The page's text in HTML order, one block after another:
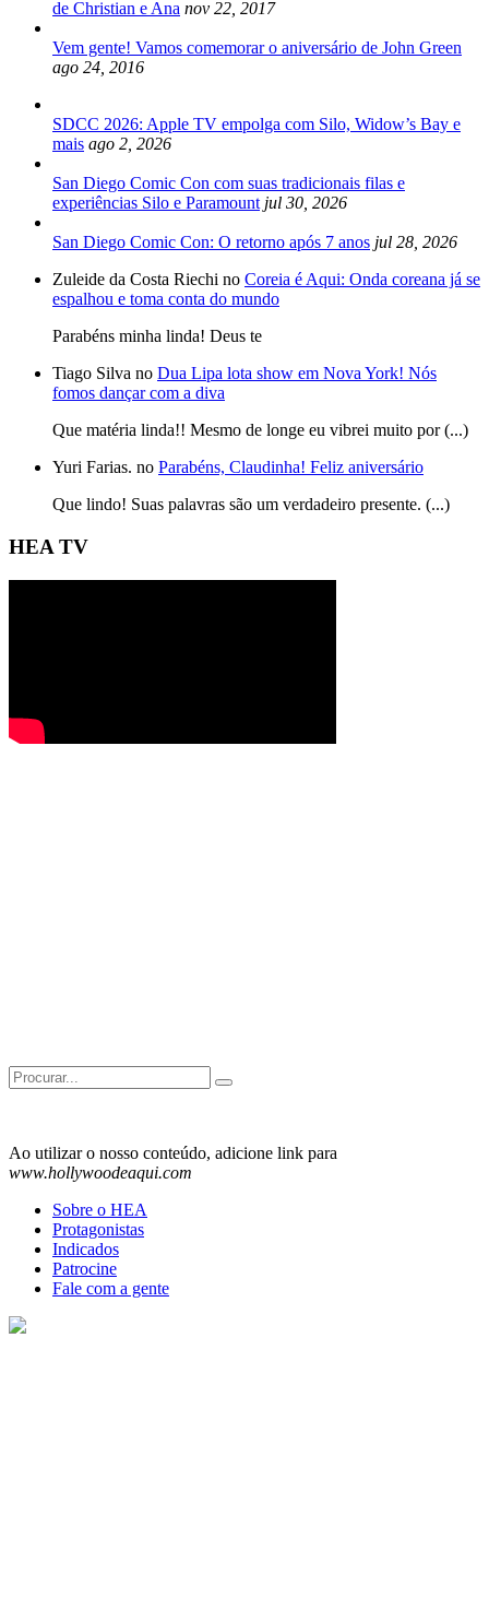
de Christian e Ana nov 22, 2017
Vem gente! Vamos comemorar o aniversário de John Green
ago 24, 2016
SDCC 2026: Apple TV empolga com Silo, Widow’s Bay e
mais ago 2, 2026
San Diego Comic Con com suas tradicionais filas e
experiências Silo e Paramount jul 30, 2026
San Diego Comic Con: O retorno após 7 anos jul 28, 2026
Zuleide da Costa Riechi no Coreia é Aqui: Onda coreana já se
espalhou e toma conta do mundo
Parabéns minha linda! Deus te
Tiago Silva no Dua Lipa lota show em Nova York! Nós
fomos dançar com a diva
Que matéria linda!! Mesmo de longe eu vibrei muito por (...)
Yuri Farias. no Parabéns, Claudinha! Feliz aniversário
Que lindo! Suas palavras são um verdadeiro presente. (...)
HEA TV
Search
for:
Ao utilizar o nosso conteúdo, adicione link para
www.hollywoodeaqui.com
Sobre o HEA
Protagonistas
Indicados
Patrocine
Fale com a gente